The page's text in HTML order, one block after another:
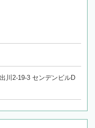
川2-19-3 センデンビルD